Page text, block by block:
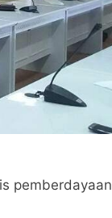
pemberdayaan